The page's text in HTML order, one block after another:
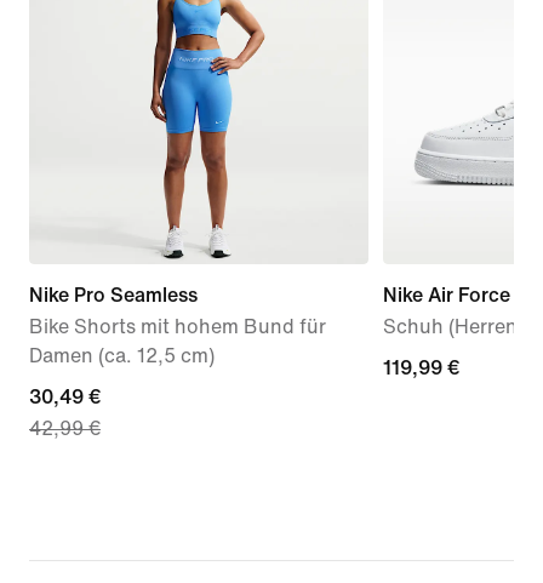
Nike Pro Seamless
Bike Shorts mit hohem Bund für
Damen (ca. 12,5 cm)
current
price
42,99 €
30,49 €
42,99 €
Nike Air Force 1
Schuh (Herren)
119,99 €
119,99 €